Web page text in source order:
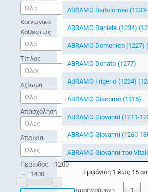
Όλα
Κοινωνικό
Καθεστώς
Όλα
Τίτλος
Όλοι
Αξίωμα
Όλα
Απασχόληση
Όλες
Αποικία
Όλες
Περίοδος: 1200
- 1400
ABRAMO Bartolomeo
ABRAMO Daniele (1234)
ABRAMO Domenico (1227)
ABRAMO Donato (1277)
ABRAMO Frigerio (1234)
ABRAMO Giacomo (1315)
ABRAMO Giovanni (1211-
ABRAMO Giovanni (1260-
ABRAMO Giovanni του
Εμφάνιση 1 έως 15
προηγούμενη 1